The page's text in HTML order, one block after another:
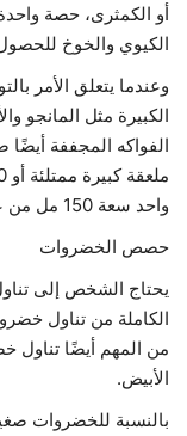
أو الكمثرى، حصة
الكيوي والخوخ
وعندما يتعلق الأمر
الكبيرة مثل المانجو
الفواكه المجففة
واحد سعة 150 مل من عصير الفاكهة أو الخضار غير المحلى.
حصص الخضروات
الكاملة من تناول
من المهم أيضًا تناول
الأبيض.
بالنسبة للخضروات